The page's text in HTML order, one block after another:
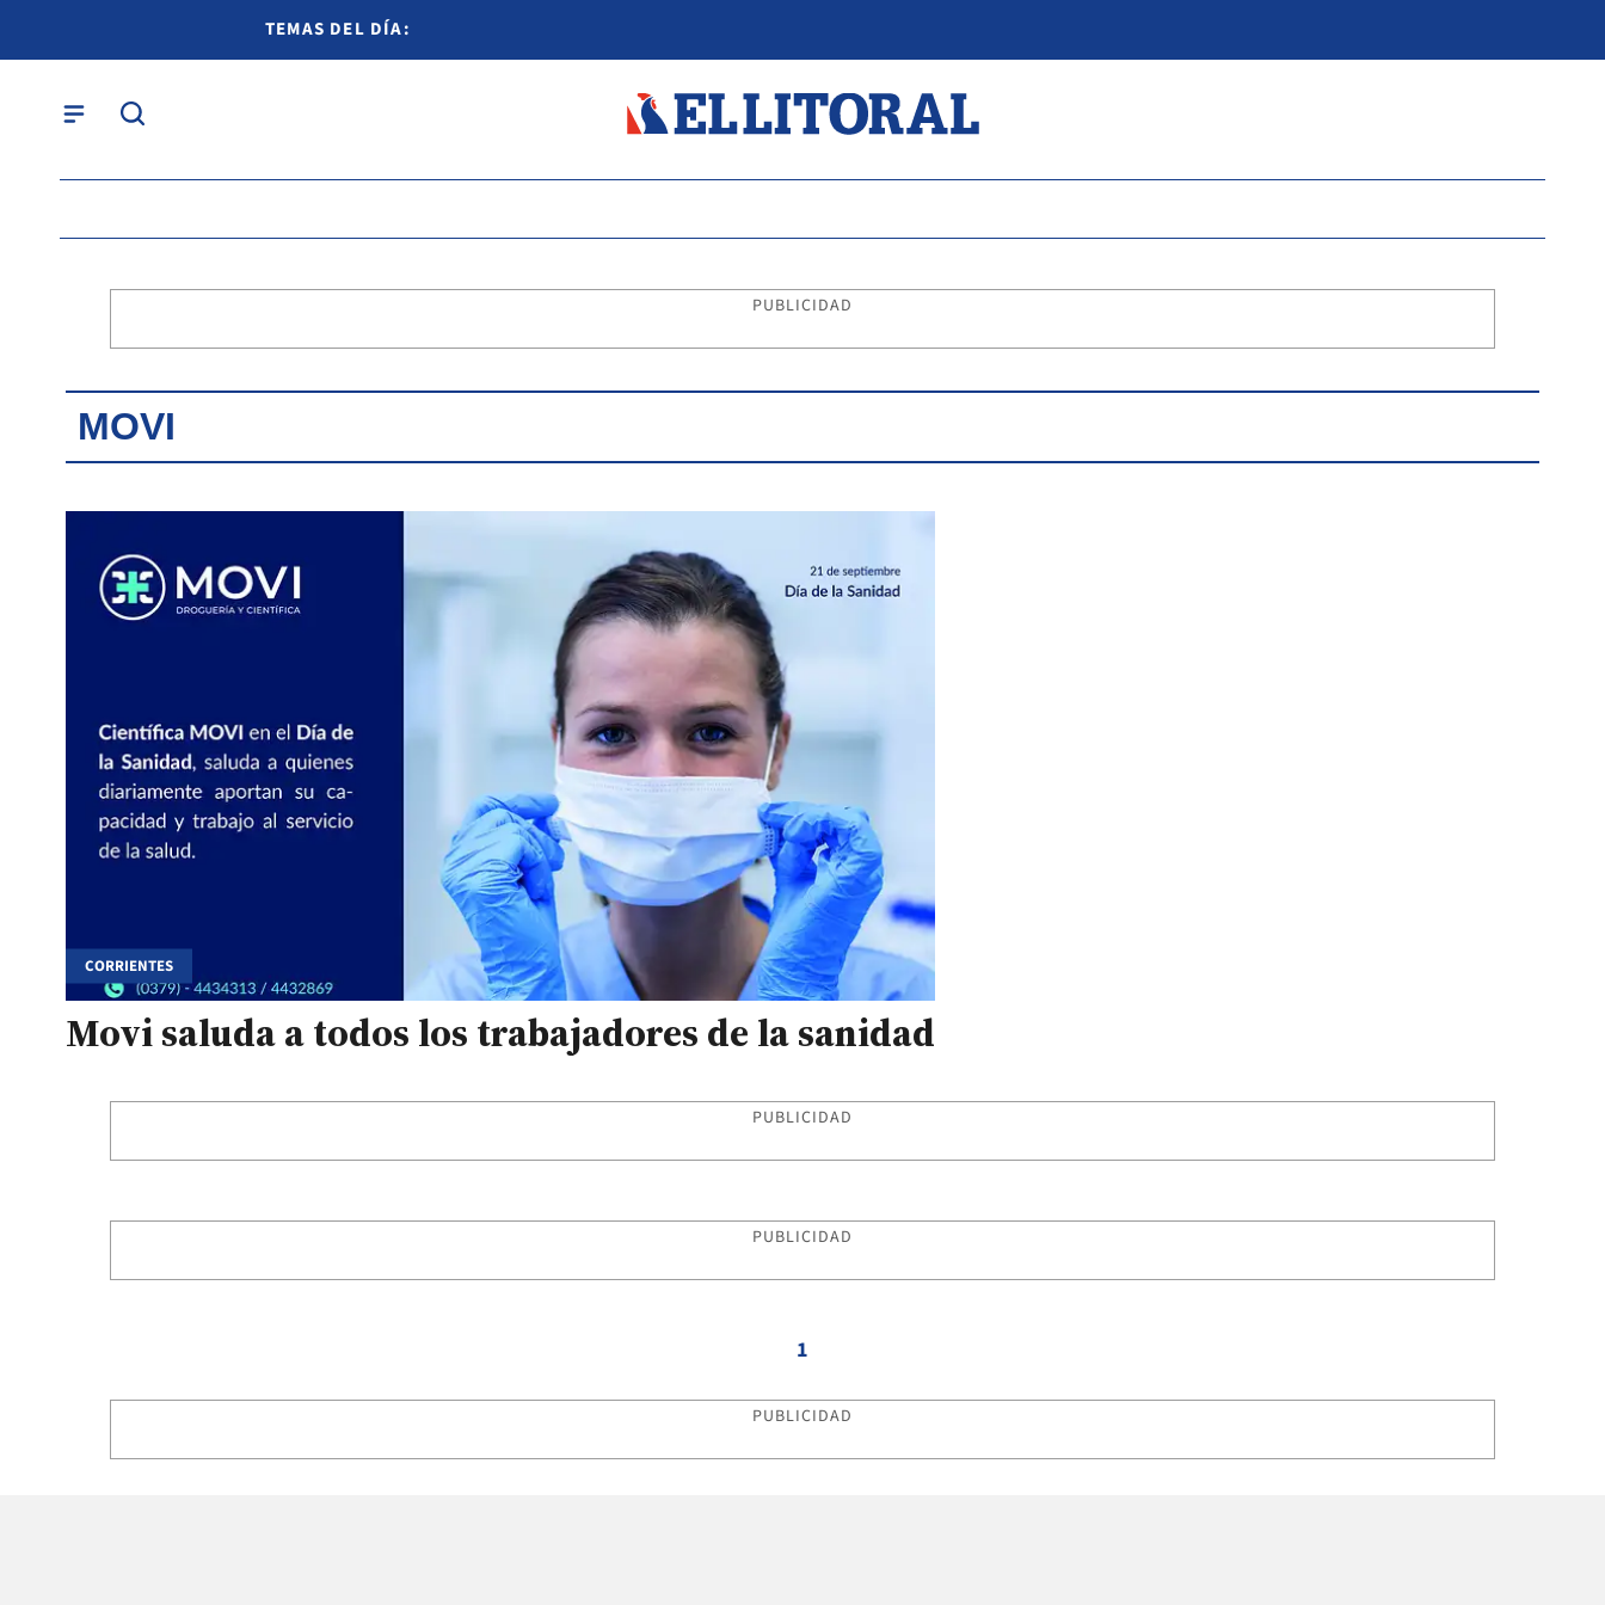
TEMAS DEL DÍA:
PUBLICIDAD
MOVI
CORRIENTES
Movi saluda a todos los trabajadores de la sanidad
PUBLICIDAD
PUBLICIDAD
1
PUBLICIDAD